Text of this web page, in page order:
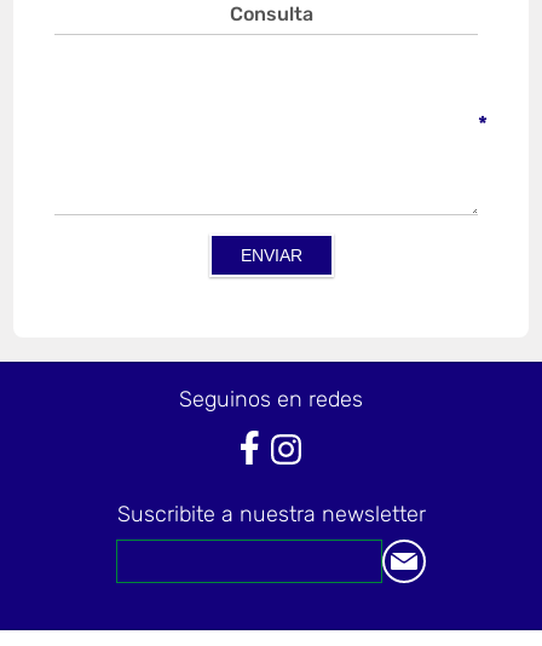
Consulta
*
Seguinos en redes
Suscribite a nuestra newsletter